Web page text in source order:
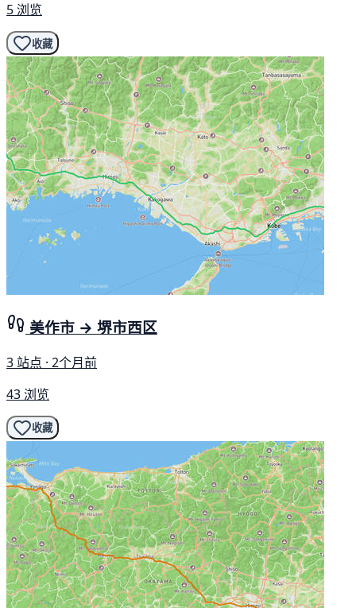
5 浏览
收藏
美作市 → 堺市西区
3 站点 · 2个月前
43 浏览
收藏